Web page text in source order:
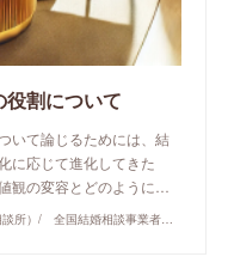
割について
いて論じるためには、結
に応じて進化してきた
観の変容とどのように…
ショパン・マリアージュ（北海道釧路市の結婚相談所）/ 全国結婚相談事業者連盟正規加盟店 / cherry-piano.com